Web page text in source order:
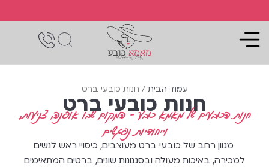
משלוח
חינם
הבית
החזרות
באמצעות
שליחות
לנוחותך
אפשרות
בנקודות
עמוד הבית / חנות כובעי ברט
חנות כובעי ברט
חנות הכובעים של מאמא כובע - המקום שבו אופנה, צניעות,
וייחודיות נפגשים
מגוון רחב של כובעי ברט מעוצבים, כיסויי ראש לנשים
למכירה, באיכות מעולה ובסגנונות שונים, ברטים המתאימים